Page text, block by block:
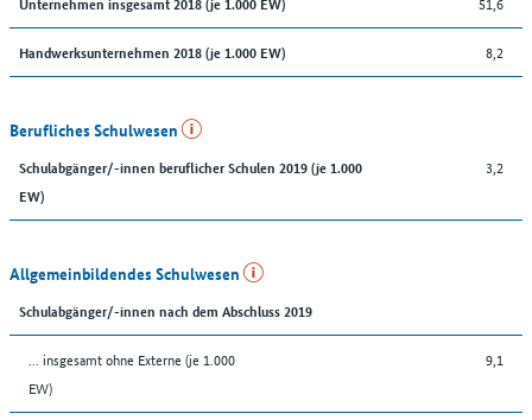
Handwerksunternehmen 2018 (je 1.000 EW) 8,2
Berufliches Schulwesen
Schulabgänger/-innen beruflicher Schulen 2019 (je 1.000
EW)
3,2
Allgemeinbildendes Schulwesen
Schulabgänger/-innen nach dem Abschluss 2019
... insgesamt ohne Externe (je 1.000
EW)
9,1